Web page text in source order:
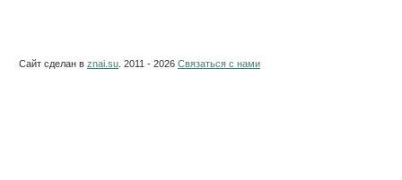
Сайт сделан в znai.su . 2011 - 2026 Связаться с нами